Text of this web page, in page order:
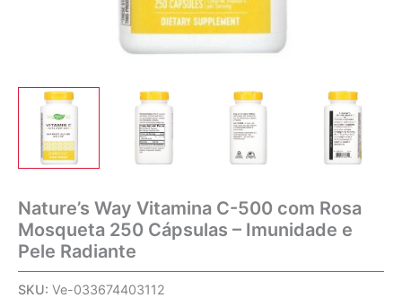
Nature’s Way Vitamina C-500 com Rosa
Mosqueta 250 Cápsulas – Imunidade e
Pele Radiante
SKU: Ve-033674403112